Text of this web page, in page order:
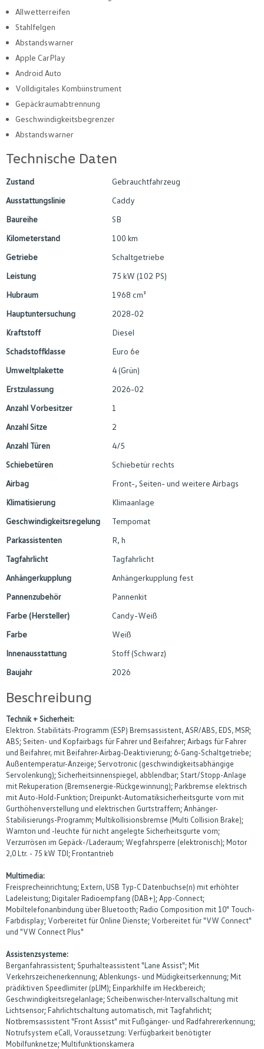
Allwetterreifen
Stahlfelgen
Abstandswarner
Apple CarPlay
Android Auto
Volldigitales Kombiinstrument
Gepäckraumabtrennung
Geschwindigkeitsbegrenzer
Abstandswarner
Technische Daten
Zustand
Gebrauchtfahrzeug
Ausstattungslinie
Caddy
Baureihe
SB
Kilometerstand
100 km
Getriebe
Schaltgetriebe
Leistung
75 kW (102 PS)
Hubraum
1968 cm³
Hauptuntersuchung
2028-02
Kraftstoff
Diesel
Schadstoffklasse
Euro 6e
Umweltplakette
4 (Grün)
Erstzulassung
2026-02
Anzahl Vorbesitzer
1
Anzahl Sitze
2
Anzahl Türen
4/5
Schiebetüren
Schiebetür rechts
Airbag
Front-, Seiten- und weitere Airbags
Klimatisierung
Klimaanlage
Geschwindigkeitsregelung
Tempomat
Parkassistenten
R, h
Tagfahrlicht
Tagfahrlicht
Anhängerkupplung
Anhängerkupplung fest
Pannenzubehör
Pannenkit
Farbe (Hersteller)
Candy-Weiß
Farbe
Weiß
Innenausstattung
Stoff (Schwarz)
Baujahr
2026
Beschreibung
Technik + Sicherheit:
Elektron. Stabilitäts-Programm (ESP) Bremsassistent, ASR/ABS, EDS, MSR;
ABS; Seiten- und Kopfairbags für Fahrer und Beifahrer; Airbags für Fahrer
und Beifahrer, mit Beifahrer-Airbag-Deaktivierung; 6-Gang-Schaltgetriebe;
Außentemperatur-Anzeige; Servotronic (geschwindigkeitsabhängige
Servolenkung); Sicherheitsinnenspiegel, abblendbar; Start/Stopp-Anlage
mit Rekuperation (Bremsenergie-Rückgewinnung); Parkbremse elektrisch
mit Auto-Hold-Funktion; Dreipunkt-Automatiksicherheitsgurte vorn mit
Gurthöhenverstellung und elektrischen Gurtstraffern; Anhänger-
Stabilisierungs-Programm; Multikollisionsbremse (Multi Collision Brake);
Warnton und -leuchte für nicht angelegte Sicherheitsgurte vorn;
Verzurrösen im Gepäck-/Laderaum; Wegfahrsperre (elektronisch); Motor
2,0 Ltr. - 75 kW TDI; Frontantrieb
Multimedia:
Freisprecheinrichtung; Extern, USB Typ-C Datenbuchse(n) mit erhöhter
Ladeleistung; Digitaler Radioempfang (DAB+); App-Connect;
Mobiltelefonanbindung über Bluetooth; Radio Composition mit 10" Touch-
Farbdisplay; Vorbereitet für Online Dienste; Vorbereitet für "VW Connect"
und "VW Connect Plus"
Assistenzsysteme:
Berganfahrassistent; Spurhalteassistent "Lane Assist"; Mit
Verkehrszeichenerkennung; Ablenkungs- und Müdigkeitserkennung; Mit
prädiktiven Speedlimiter (pLIM); Einparkhilfe im Heckbereich;
Geschwindigkeitsregelanlage; Scheibenwischer-Intervallschaltung mit
Lichtsensor; Fahrlichtschaltung automatisch, mit Tagfahrlicht;
Notbremsassistent "Front Assist" mit Fußgänger- und Radfahrererkennung;
Notrufsystem eCall, Voraussetzung: Verfügbarkeit benötigter
Mobilfunknetze; Multifunktionskamera